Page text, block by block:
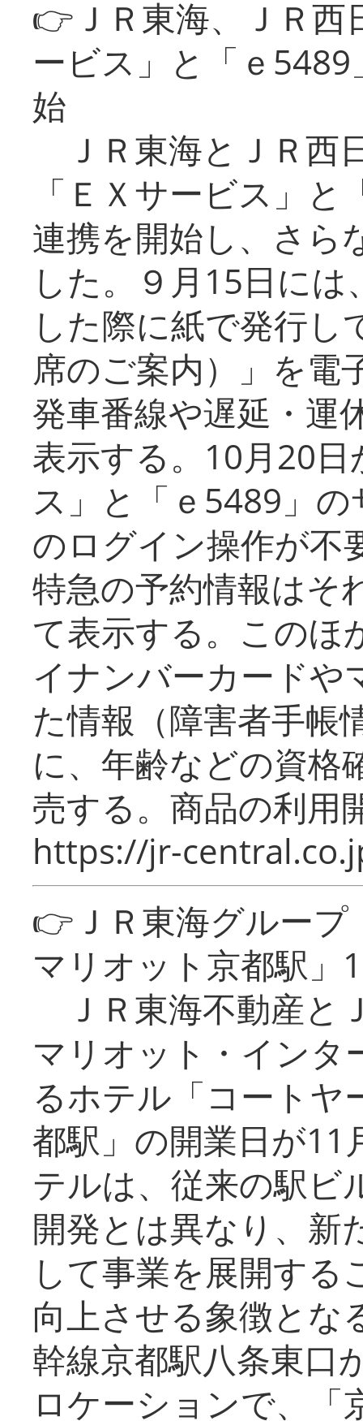
👉ＪＲ東海、ＪＲ
ービス」と「ｅ
始
ＪＲ東海とＪＲ西
「ＥＸサービス」
連携を開始し、さら
した。９月15日に
した際に紙で発行し
席のご案内）」を電
発車番線や遅延・運
表示する。10月20
ス」と「ｅ5489」
のログイン操作が不
特急の予約情報はそ
て表示する。このほ
イナンバーカードや
た情報（障害者手帳
に、年齢などの資格
売する。商品の利用
https://jr-
👉ＪＲ東海グルー
マリオット京都駅」
ＪＲ東海不動産と
マリオット・インタ
るホテル「コートヤ
都駅」の開業日が11
テルは、従来の駅ビ
開発とは異なり、新
して事業を展開する
向上させる象徴とな
幹線京都駅八条東口
ロケーションで、「